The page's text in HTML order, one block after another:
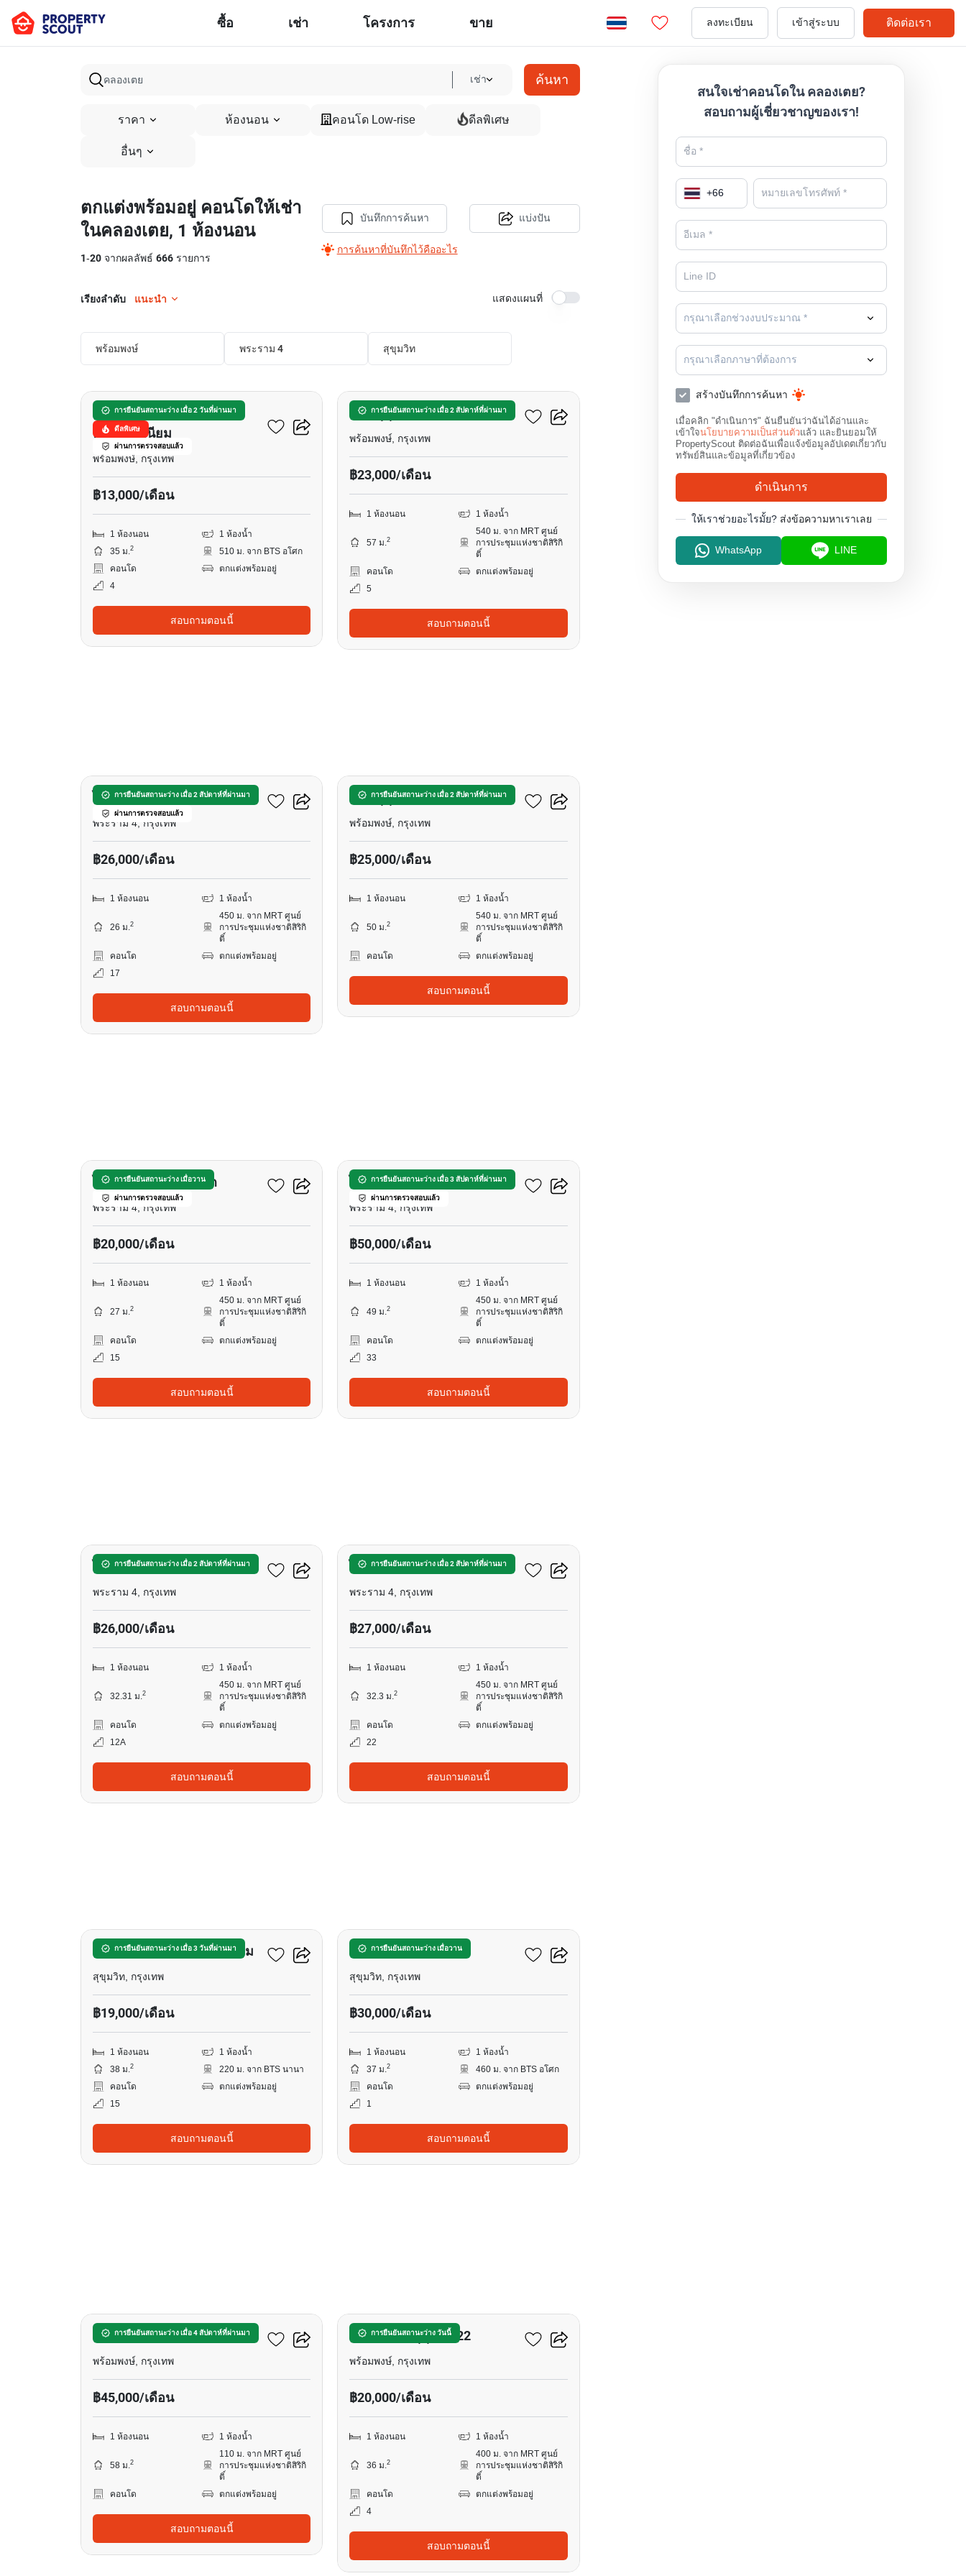
ซื้อ เช่า โครงการ ขาย ลงทะเบียน เข้าสู่ระบบ ติดต่อเรา
เช่า ค้นหา
ราคา ห้องนอน คอนโด Low-rise ดีลพิเศษ
อื่นๆ
ตกแต่งพร้อมอยู่ คอนโดให้เช่า
ในคลองเตย, 1 ห้องนอน
1-20 จากผลลัพธ์ 666 รายการ
บันทึกการค้นหา
การค้นหาที่บันทึกไว้คืออะไร
แบ่งปัน
เรียงลำดับ แนะนำ แสดงแผนที่
พร้อมพงษ์ พระราม 4 สุขุมวิท
การยืนยันสถานะว่าง เมื่อ 2 วันที่ผ่านมา
ดีลพิเศษ
ผ่านการตรวจสอบแล้ว
4
เดอะ ไพร์ม สวีท
คอนโดมิเนียม
พร้อมพงษ์, กรุงเทพ
฿13,000/เดือน
1 ห้องนอน
1 ห้องน้ำ
35 ม.2
510 ม. จาก BTS อโศก
คอนโด
ตกแต่งพร้อมอยู่
4
สอบถามตอนนี้
การยืนยันสถานะว่าง เมื่อ 2 สัปดาห์ที่ผ่านมา
โว๊ค สุขุมวิท16 คอนโดมิเนียม
พร้อมพงษ์, กรุงเทพ
฿23,000/เดือน
1 ห้องนอน 1 ห้องน้ำ
57 ม.2
540 ม. จาก MRT ศูนย์
การประชุมแห่งชาติสิริกิ
ติ์
คอนโด
ตกแต่งพร้อมอยู่
5
สอบถามตอนนี้
การยืนยันสถานะว่าง เมื่อ 2 สัปดาห์ที่ผ่านมา
ผ่านการตรวจสอบแล้ว
ไลฟ์ พระราม 4 - อโศก
พระราม 4, กรุงเทพ
฿26,000/เดือน
1 ห้องนอน 1 ห้องน้ำ
26 ม.2
450 ม. จาก MRT ศูนย์
การประชุมแห่งชาติสิริกิ
ติ์
คอนโด
ตกแต่งพร้อมอยู่
17
สอบถามตอนนี้
การยืนยันสถานะว่าง เมื่อ 2 สัปดาห์ที่ผ่านมา
โว๊ค สุขุมวิท16 คอนโดมิเนียม
พร้อมพงษ์, กรุงเทพ
฿25,000/เดือน
1 ห้องนอน 1 ห้องน้ำ
50 ม.2
540 ม. จาก MRT ศูนย์
การประชุมแห่งชาติสิริกิ
ติ์
คอนโด
ตกแต่งพร้อมอยู่
สอบถามตอนนี้
การยืนยันสถานะว่าง เมื่อวาน
ผ่านการตรวจสอบแล้ว
ไลฟ์ พระราม 4 - อโศก
พระราม 4, กรุงเทพ
฿20,000/เดือน
1 ห้องนอน 1 ห้องน้ำ
27 ม.2
450 ม. จาก MRT ศูนย์
การประชุมแห่งชาติสิริกิ
ติ์
คอนโด
ตกแต่งพร้อมอยู่
15
สอบถามตอนนี้
การยืนยันสถานะว่าง เมื่อ 3 สัปดาห์ที่ผ่านมา
ผ่านการตรวจสอบแล้ว
ไลฟ์ พระราม 4 - อโศก
พระราม 4, กรุงเทพ
฿50,000/เดือน
1 ห้องนอน 1 ห้องน้ำ
49 ม.2
450 ม. จาก MRT ศูนย์
การประชุมแห่งชาติสิริกิ
ติ์
คอนโด
ตกแต่งพร้อมอยู่
33
สอบถามตอนนี้
การยืนยันสถานะว่าง เมื่อ 2 สัปดาห์ที่ผ่านมา
ไลฟ์ พระราม 4 - อโศก
พระราม 4, กรุงเทพ
฿26,000/เดือน
1 ห้องนอน 1 ห้องน้ำ
32.31 ม.2
450 ม. จาก MRT ศูนย์
การประชุมแห่งชาติสิริกิ
ติ์
คอนโด
ตกแต่งพร้อมอยู่
12A
สอบถามตอนนี้
การยืนยันสถานะว่าง เมื่อ 2 สัปดาห์ที่ผ่านมา
ไลฟ์ พระราม 4 - อโศก
พระราม 4, กรุงเทพ
฿27,000/เดือน
1 ห้องนอน 1 ห้องน้ำ
32.3 ม.2
450 ม. จาก MRT ศูนย์
การประชุมแห่งชาติสิริกิ
ติ์
คอนโด
ตกแต่งพร้อมอยู่
22
สอบถามตอนนี้
การยืนยันสถานะว่าง เมื่อ 3 วันที่ผ่านมา
เดอะ เฮอริเทจ คอนโดมิเนียม
สุขุมวิท, กรุงเทพ
฿19,000/เดือน
1 ห้องนอน
1 ห้องน้ำ
38 ม.2
220 ม. จาก BTS นานา
คอนโด
ตกแต่งพร้อมอยู่
15
สอบถามตอนนี้
การยืนยันสถานะว่าง เมื่อวาน
ฟินน์ อโศก
สุขุมวิท, กรุงเทพ
฿30,000/เดือน
1 ห้องนอน
1 ห้องน้ำ
37 ม.2
460 ม. จาก BTS อโศก
คอนโด
ตกแต่งพร้อมอยู่
1
สอบถามตอนนี้
การยืนยันสถานะว่าง เมื่อ 4 สัปดาห์ที่ผ่านมา
วินด์แฮม เรสซิเดนท์
พร้อมพงษ์, กรุงเทพ
฿45,000/เดือน
1 ห้องนอน 1 ห้องน้ำ
58 ม.2
110 ม. จาก MRT ศูนย์
การประชุมแห่งชาติสิริกิ
ติ์
คอนโด
ตกแต่งพร้อมอยู่
สอบถามตอนนี้
การยืนยันสถานะว่าง วันนี้
เดอะ เนสท์ สุขุมวิท 22
พร้อมพงษ์, กรุงเทพ
฿20,000/เดือน
1 ห้องนอน 1 ห้องน้ำ
36 ม.2
400 ม. จาก MRT ศูนย์
การประชุมแห่งชาติสิริกิ
ติ์
คอนโด
ตกแต่งพร้อมอยู่
4
สอบถามตอนนี้
สนใจเช่าคอนโดใน คลองเตย?
สอบถามผู้เชี่ยวชาญของเรา!
+66
กรุณาเลือกช่วงงบประมาณ *
กรุณาเลือกภาษาที่ต้องการ
สร้างบันทึกการค้นหา
เมื่อคลิก "ดำเนินการ" ฉันยืนยันว่าฉันได้อ่านและ
เข้าใจนโยบายความเป็นส่วนตัวแล้ว และยินยอมให้
PropertyScout ติดต่อฉันเพื่อแจ้งข้อมูลอัปเดตเกี่ยวกับ
ทรัพย์สินและข้อมูลที่เกี่ยวข้อง
ดำเนินการ
ให้เราช่วยอะไรมั้ย? ส่งข้อความหาเราเลย
WhatsApp LINE